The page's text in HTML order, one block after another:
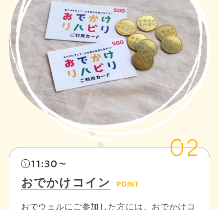
おでかけコイン POINT
おでウェルにご参加した方には、おでかけコ